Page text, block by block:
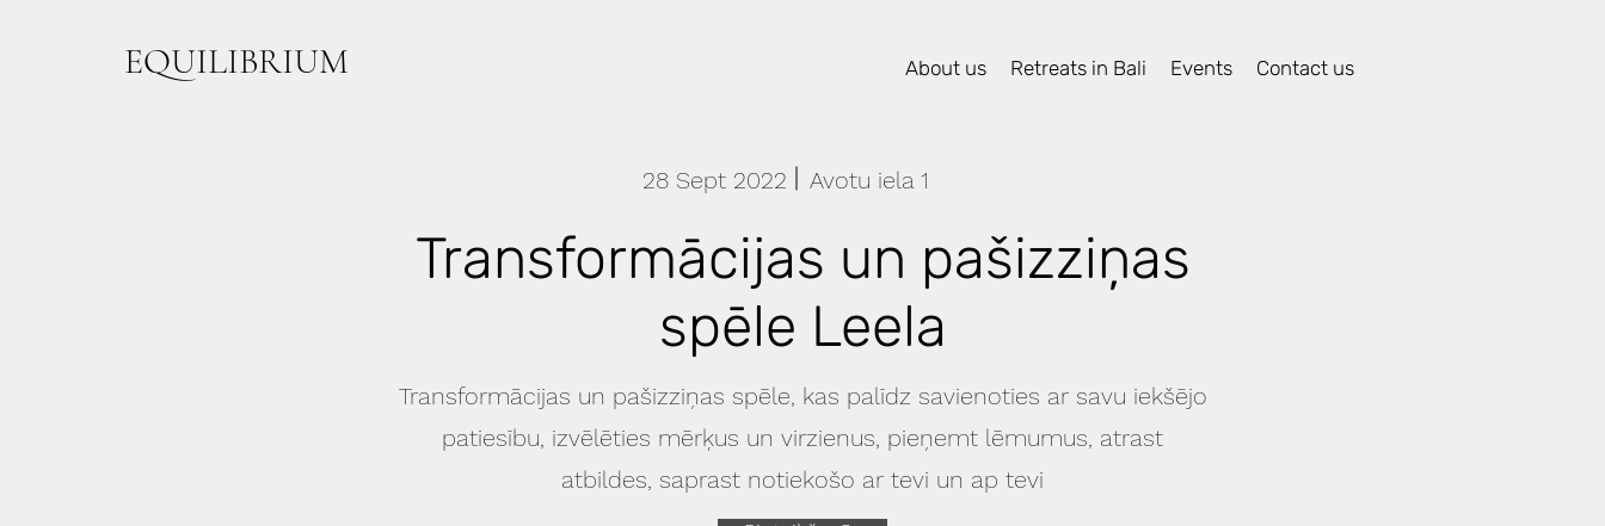
EQUILIBRIUM About us Retreats in Bali Events Contact us
28 Sept 2022 Avotu iela 1
Transformācijas un pašizziņas
spēle Leela
Transformācijas un pašizziņas spēle, kas palīdz savienoties ar savu iekšējo
patiesību, izvēlēties mērķus un virzienus, pieņemt lēmumus, atrast
atbildes, saprast notiekošo ar tevi un ap tevi